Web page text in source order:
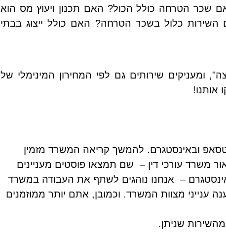
הטרחה כולל הכול? האם תכנון ויעוץ מס הוא
השירות כלול בשכר הטרחה? האם כולל ייצוג בבתי
ומעניקים שירותים גם לפי המחירון המינימלי של
אותנו!
ובאינסטגרם. להמשך קריאה המשרד מזמין
משרד עורכי דין – שם תמצאו פוסטים מעניינים
– אנחנו נוהגים לשתף את העבודה במשרד
ענייני מצוות המשרד. וכמובן, אתם יותר ממוזמנים
שניתן.